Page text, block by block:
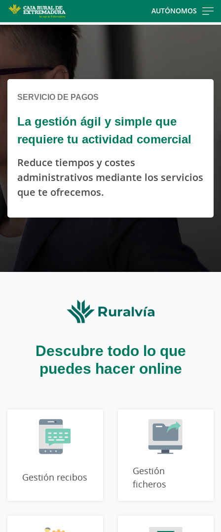
AUTÓNOMOS
Cargando
contenido,
favor
espere...
SERVICIO DE PAGOS
La gestión ágil y simple que
requiere tu actividad comercial
Reduce tiempos y costes
administrativos mediante los servicios
que te ofrecemos.
Descubre todo lo que
puedes hacer online
Gestión recibos
Gestión
ficheros